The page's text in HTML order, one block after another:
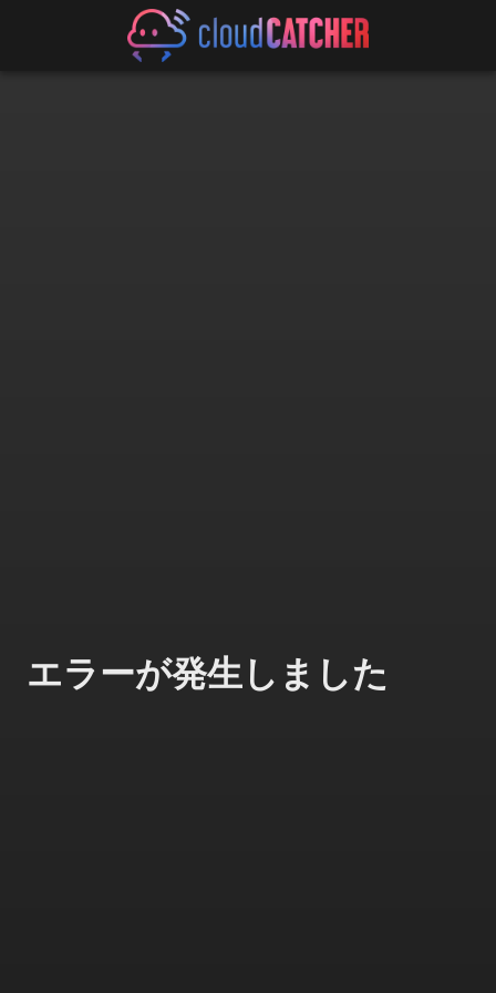
エラーが発生しました